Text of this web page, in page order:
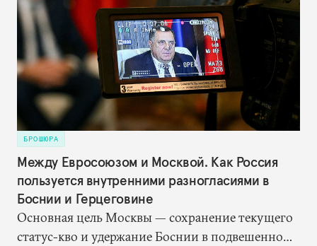
диверсификации внешней политики: практически
никто не хочет возврата к той зависимости от
России в области безопасности, которая имела
место до 2020 года.
БРОШЮРА
Между Евросоюзом и Москвой. Как Россия
пользуется внутренними разногласиями в
Боснии и Герцеговине
Основная цель Москвы — сохранение текущего
статус-кво и удержание Боснии в подвешенном